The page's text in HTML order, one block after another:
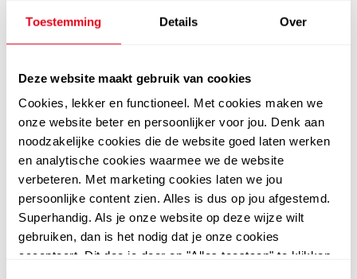
Toestemming Details Over
Deze website maakt gebruik van cookies
Cookies, lekker en functioneel. Met cookies maken we
onze website beter en persoonlijker voor jou. Denk aan
noodzakelijke cookies die de website goed laten werken
en analytische cookies waarmee we de website
verbeteren. Met marketing cookies laten we jou
persoonlijke content zien. Alles is dus op jou afgestemd.
Superhandig. Als je onze website op deze wijze wilt
gebruiken, dan is het nodig dat je onze cookies
accepteert. Dit doe je door op "Alles toestaan" te klikken.